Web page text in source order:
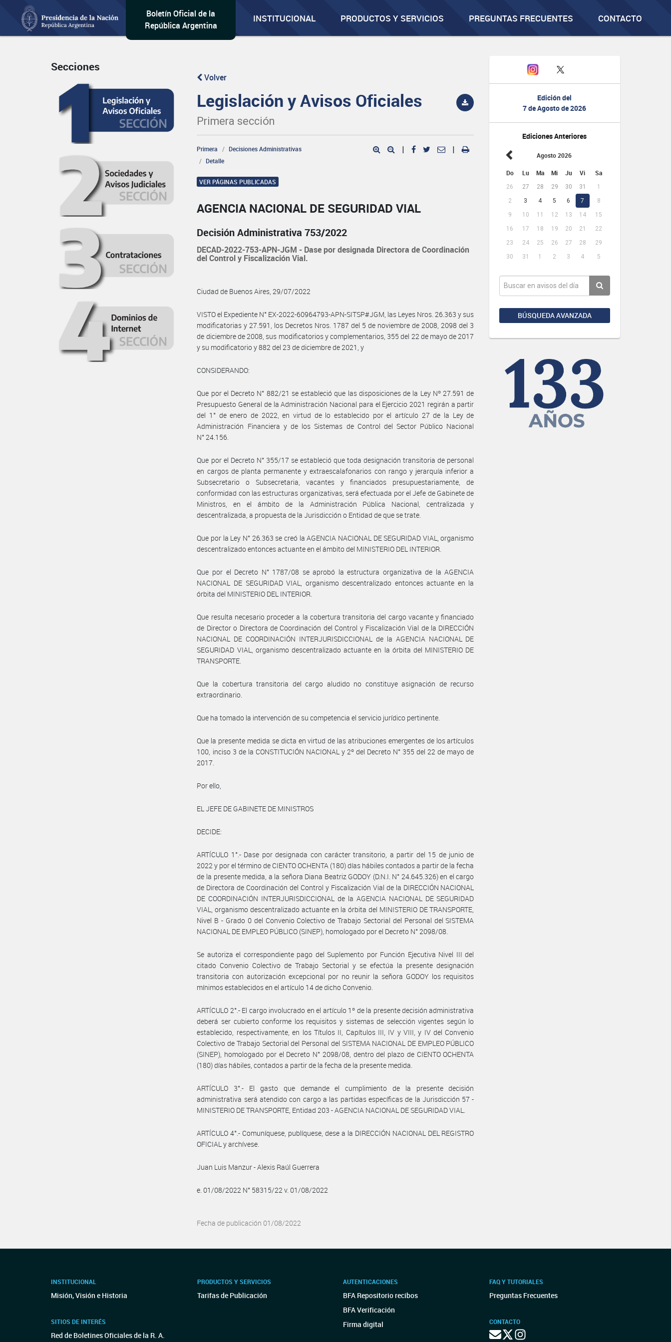
Boletín Oficial de la
República Argentina
INSTITUCIONAL PRODUCTOS Y SERVICIOS PREGUNTAS FRECUENTES CONTACTO
Edición del
7 de Agosto de 2026
Ediciones Anteriores
Agosto 2026
Do Lu Ma Mi Ju Vi Sa
26 27 28 29 30 31
1
2
3 4 5 6 7
8
9
10 11 12 13 14
15
16
17 18 19 20 21
22
23
24 25 26 27 28
29
30
31 1 2 3 4 5
BÚSQUEDA AVANZADA
Secciones
Volver
Legislación y Avisos Oficiales
Primera sección
Primera
Decisiones Administrativas
Detalle
| |
VER PÁGINAS PUBLICADAS
AGENCIA NACIONAL DE SEGURIDAD VIAL
Decisión Administrativa 753/2022
DECAD-2022-753-APN-JGM - Dase por designada Directora de Coordinación
del Control y Fiscalización Vial.
Ciudad de Buenos Aires, 29/07/2022
VISTO el Expediente N° EX-2022-60964793-APN-SITSP#JGM, las Leyes Nros. 26.363 y sus
modificatorias y 27.591, los Decretos Nros. 1787 del 5 de noviembre de 2008, 2098 del 3
de diciembre de 2008, sus modificatorios y complementarios, 355 del 22 de mayo de 2017
y su modificatorio y 882 del 23 de diciembre de 2021, y
CONSIDERANDO:
Que por el Decreto N° 882/21 se estableció que las disposiciones de la Ley Nº 27.591 de
Presupuesto General de la Administración Nacional para el Ejercicio 2021 regirán a partir
del 1° de enero de 2022, en virtud de lo establecido por el artículo 27 de la Ley de
Administración Financiera y de los Sistemas de Control del Sector Público Nacional
N° 24.156.
Que por el Decreto N° 355/17 se estableció que toda designación transitoria de personal
en cargos de planta permanente y extraescalafonarios con rango y jerarquía inferior a
Subsecretario o Subsecretaria, vacantes y financiados presupuestariamente, de
conformidad con las estructuras organizativas, será efectuada por el Jefe de Gabinete de
Ministros, en el ámbito de la Administración Pública Nacional, centralizada y
descentralizada, a propuesta de la Jurisdicción o Entidad de que se trate.
Que por la Ley N° 26.363 se creó la AGENCIA NACIONAL DE SEGURIDAD VIAL, organismo
descentralizado entonces actuante en el ámbito del MINISTERIO DEL INTERIOR.
Que por el Decreto N° 1787/08 se aprobó la estructura organizativa de la AGENCIA
NACIONAL DE SEGURIDAD VIAL, organismo descentralizado entonces actuante en la
órbita del MINISTERIO DEL INTERIOR.
Que resulta necesario proceder a la cobertura transitoria del cargo vacante y financiado
de Director o Directora de Coordinación del Control y Fiscalización Vial de la DIRECCIÓN
NACIONAL DE COORDINACIÓN INTERJURISDICCIONAL de la AGENCIA NACIONAL DE
SEGURIDAD VIAL, organismo descentralizado actuante en la órbita del MINISTERIO DE
TRANSPORTE.
Que la cobertura transitoria del cargo aludido no constituye asignación de recurso
extraordinario.
Que ha tomado la intervención de su competencia el servicio jurídico pertinente.
Que la presente medida se dicta en virtud de las atribuciones emergentes de los artículos
100, inciso 3 de la CONSTITUCIÓN NACIONAL y 2º del Decreto N° 355 del 22 de mayo de
2017.
Por ello,
EL JEFE DE GABINETE DE MINISTROS
DECIDE:
ARTÍCULO 1°.- Dase por designada con carácter transitorio, a partir del 15 de junio de
2022 y por el término de CIENTO OCHENTA (180) días hábiles contados a partir de la fecha
de la presente medida, a la señora Diana Beatriz GODOY (D.N.I. N° 24.645.326) en el cargo
de Directora de Coordinación del Control y Fiscalización Vial de la DIRECCIÓN NACIONAL
DE COORDINACIÓN INTERJURISDICCIONAL de la AGENCIA NACIONAL DE SEGURIDAD
VIAL, organismo descentralizado actuante en la órbita del MINISTERIO DE TRANSPORTE,
Nivel B - Grado 0 del Convenio Colectivo de Trabajo Sectorial del Personal del SISTEMA
NACIONAL DE EMPLEO PÚBLICO (SINEP), homologado por el Decreto N° 2098/08.
Se autoriza el correspondiente pago del Suplemento por Función Ejecutiva Nivel III del
citado Convenio Colectivo de Trabajo Sectorial y se efectúa la presente designación
transitoria con autorización excepcional por no reunir la señora GODOY los requisitos
mínimos establecidos en el artículo 14 de dicho Convenio.
ARTÍCULO 2°.- El cargo involucrado en el artículo 1º de la presente decisión administrativa
deberá ser cubierto conforme los requisitos y sistemas de selección vigentes según lo
establecido, respectivamente, en los Títulos II, Capítulos III, IV y VIII, y IV del Convenio
Colectivo de Trabajo Sectorial del Personal del SISTEMA NACIONAL DE EMPLEO PÚBLICO
(SINEP), homologado por el Decreto N° 2098/08, dentro del plazo de CIENTO OCHENTA
(180) días hábiles, contados a partir de la fecha de la presente medida.
ARTÍCULO 3°.- El gasto que demande el cumplimiento de la presente decisión
administrativa será atendido con cargo a las partidas específicas de la Jurisdicción 57 -
MINISTERIO DE TRANSPORTE, Entidad 203 - AGENCIA NACIONAL DE SEGURIDAD VIAL.
ARTÍCULO 4°.- Comuníquese, publíquese, dese a la DIRECCIÓN NACIONAL DEL REGISTRO
OFICIAL y archívese.
Juan Luis Manzur - Alexis Raúl Guerrera
e. 01/08/2022 N° 58315/22 v. 01/08/2022
Fecha de publicación 01/08/2022
INSTITUCIONAL
Misión, Visión e Historia
SITIOS DE INTERÉS
Red de Boletines Oficiales de la R. A.
PRODUCTOS Y SERVICIOS
Tarifas de Publicación
AUTENTICACIONES
BFA Repositorio recibos
BFA Verificación
Firma digital
FAQ Y TUTORIALES
Preguntas Frecuentes
CONTACTO